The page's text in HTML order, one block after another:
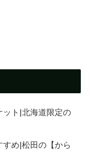
ット|北海道限定の
め|松田の【から